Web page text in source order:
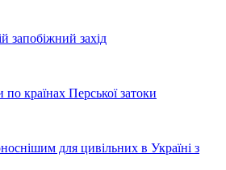
запобіжний захід
країнах Перської затоки
для цивільних в Україні з